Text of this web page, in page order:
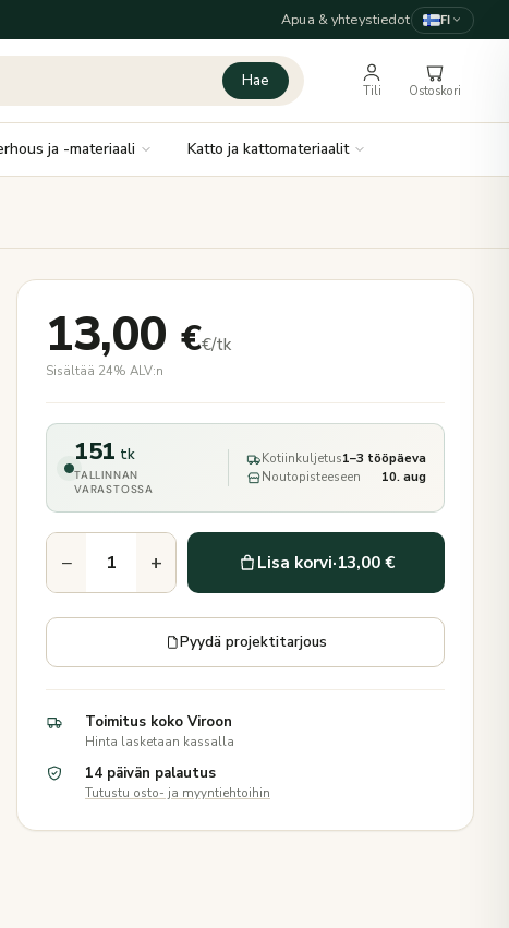
Apua & yhteystiedot FI
Hae
Tili Ostoskori
ja -materiaali Katto ja kattomateriaalit
13,00 €€/tk
Sisältää 24% ALV:n
151 tk
TALLINNAN
VARASTOSSA
Kotiinkuljetus1–3 tööpäeva
Noutopisteeseen
10. aug
− + Lisa korvi·13,00 €
Pyydä projektitarjous
Toimitus koko Viroon
Hinta lasketaan kassalla
14 päivän palautus
Tutustu osto- ja myyntiehtoihin